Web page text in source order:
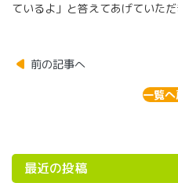
ているよ」と答えてあげていただ
前の記事へ
一覧へ
最近の投稿